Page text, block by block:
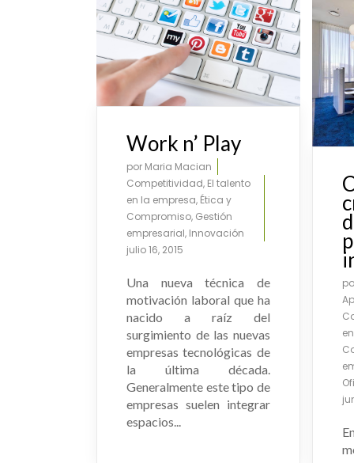
Work n’ Play
por Maria Macian
Competitividad, El talento
en la empresa, Ética y
Compromiso, Gestión
empresarial, Innovación
julio 16, 2015
Una nueva técnica de
motivación laboral que ha
nacido a raíz del
surgimiento de las nuevas
empresas tecnológicas de
la última década.
Generalmente este tipo de
empresas suelen integrar
espacios...